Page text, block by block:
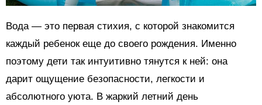
Вода — это первая стихия, с которой знакомится
каждый ребенок еще до своего рождения. Именно
поэтому дети так интуитивно тянутся к ней: она
дарит ощущение безопасности, легкости и
абсолютного уюта. В жаркий летний день